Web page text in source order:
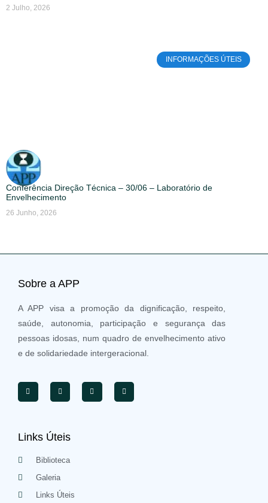
2 Julho, 2026
INFORMAÇÕES ÚTEIS
Conferência Direção Técnica – 30/06 – Laboratório de
Envelhecimento
26 Junho, 2026
Sobre a APP
A APP visa a promoção da dignificação, respeito,
saúde, autonomia, participação e segurança das
pessoas idosas, num quadro de envelhecimento ativo
e de solidariedade intergeracional.
Links Úteis
Biblioteca
Galeria
Links Úteis